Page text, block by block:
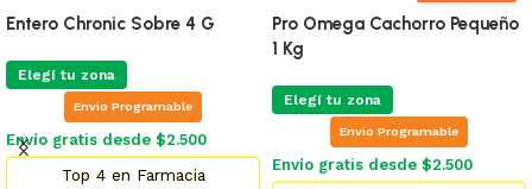
Entero Chronic Sobre 4 G
Elegí tu zona
Envio Programable
Envío gratis desde $2.500
Top 4 en Farmacia
Pro Omega Cachorro Pequeño
1 Kg
Elegí tu zona
Envio Programable
Envío gratis desde $2.500